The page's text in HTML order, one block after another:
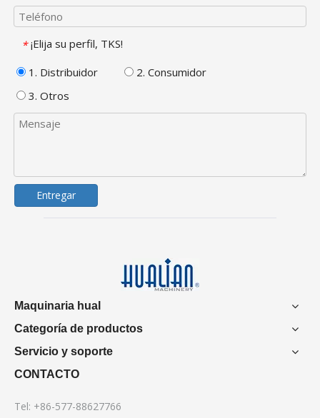
* ¡Elija su perfil, TKS!
1. Distribuidor
2. Consumidor
3. Otros
Entregar
Maquinaria hual
Categoría de productos
Servicio y soporte
CONTACTO
Tel: +86-577-88627766